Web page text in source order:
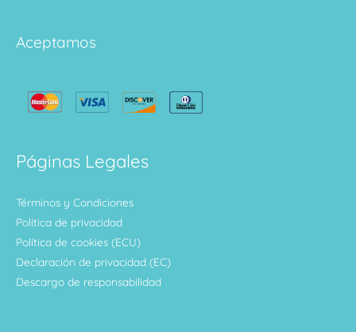
Aceptamos
Páginas Legales
Términos y Condiciones
Política de privacidad
Política de cookies (ECU)
Declaración de privacidad (EC)
Descargo de responsabilidad